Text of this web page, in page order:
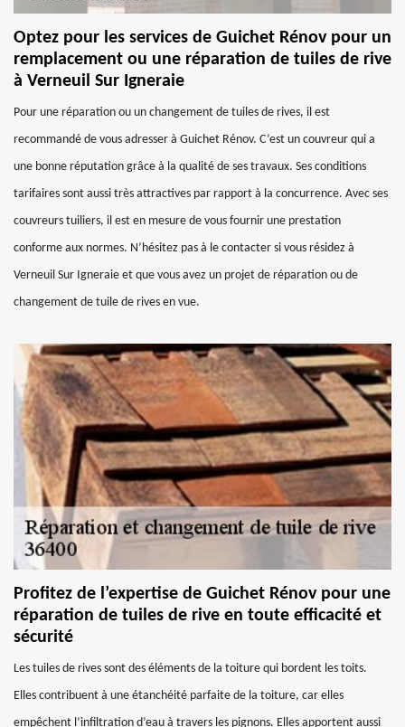
Optez pour les services de Guichet Rénov pour un
remplacement ou une réparation de tuiles de rive
à Verneuil Sur Igneraie
Pour une réparation ou un changement de tuiles de rives, il est
recommandé de vous adresser à Guichet Rénov. C’est un couvreur qui a
une bonne réputation grâce à la qualité de ses travaux. Ses conditions
tarifaires sont aussi très attractives par rapport à la concurrence. Avec ses
couvreurs tuiliers, il est en mesure de vous fournir une prestation
conforme aux normes. N’hésitez pas à le contacter si vous résidez à
Verneuil Sur Igneraie et que vous avez un projet de réparation ou de
changement de tuile de rives en vue.
Profitez de l’expertise de Guichet Rénov pour une
réparation de tuiles de rive en toute efficacité et
sécurité
Les tuiles de rives sont des éléments de la toiture qui bordent les toits.
Elles contribuent à une étanchéité parfaite de la toiture, car elles
empêchent l’infiltration d’eau à travers les pignons. Elles apportent aussi